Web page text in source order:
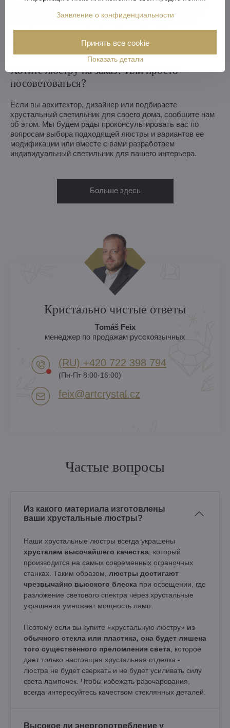
Мы можем выполнить простые изменения в течение 3-4
недель, в то время как более сложные изменения или
люстра на заказ займут примерно 8-10 недель. Если
строительство или реконструкция займет больше
времени, ничего страшного - мы будем рады придержать
Хотите люстру на заказ? Или просто
посоветоваться?
Если вы архитектор, дизайнер или подбираете
хрустальный светильник для своего дома, сообщите нам
об этом. Мы будем рады проконсультировать вас по
вопросам выбора подходящей люстры и вариантов ее
модификации или вместе с вами разработаем
индивидуальный светильник для вашего интерьера.
Больше здесь
Кристально чистые ответы
Tomáš Feix
менеджер по продажам русскоязычных
(RU) +420 722 398 794​
(Пн-Пт 8:00-16:00)
feix​@artcrystal​.cz
Частые вопросы
Из какого материала изготовлены
ваши хрустальные люстры?
Наши хрустальные люстры всегда украшены
хрусталем высочайшего качества , который
производится на самых современных ограночных
станках. Таким образом, люстры достигают
чрезвычайно высокого блеска при освещении, где
разложение светового спектра через хрустальные
украшения умножает мощность ламп.
Поэтому если вы купите «хрустальную люстру» из
обычного стекла или пластика, она будет лишена
того существенного преломления света , которое
дает только настоящая хрустальная отделка -
люстра не будет сверкать и не будет усиливать силу
света лампочек. Чтобы избежать разочарования,
всегда интересуйтесь качеством стеклянных деталей.
Высокое ли энергопотребление у
Заявление о конфиденциальности
Показать детали
Принять все cookie